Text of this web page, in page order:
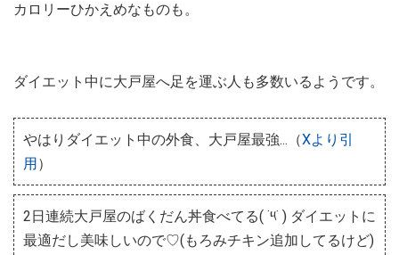
カロリーひかえめなものも。
ダイエット中に大戸屋へ足を運ぶ人も多数いるようです。
やはりダイエット中の外食、大戸屋最強...（Xより引
用）
2日連続大戸屋のばくだん丼食べてる( ˙༥˙ ) ダイエットに
最適だし美味しいので♡(もろみチキン追加してるけど)